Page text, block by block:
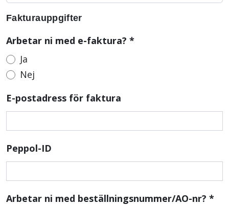
Fakturauppgifter
Arbetar ni med e-faktura? *
Ja
Nej
E-postadress för faktura
Peppol-ID
Arbetar ni med beställningsnummer/AO-nr? *